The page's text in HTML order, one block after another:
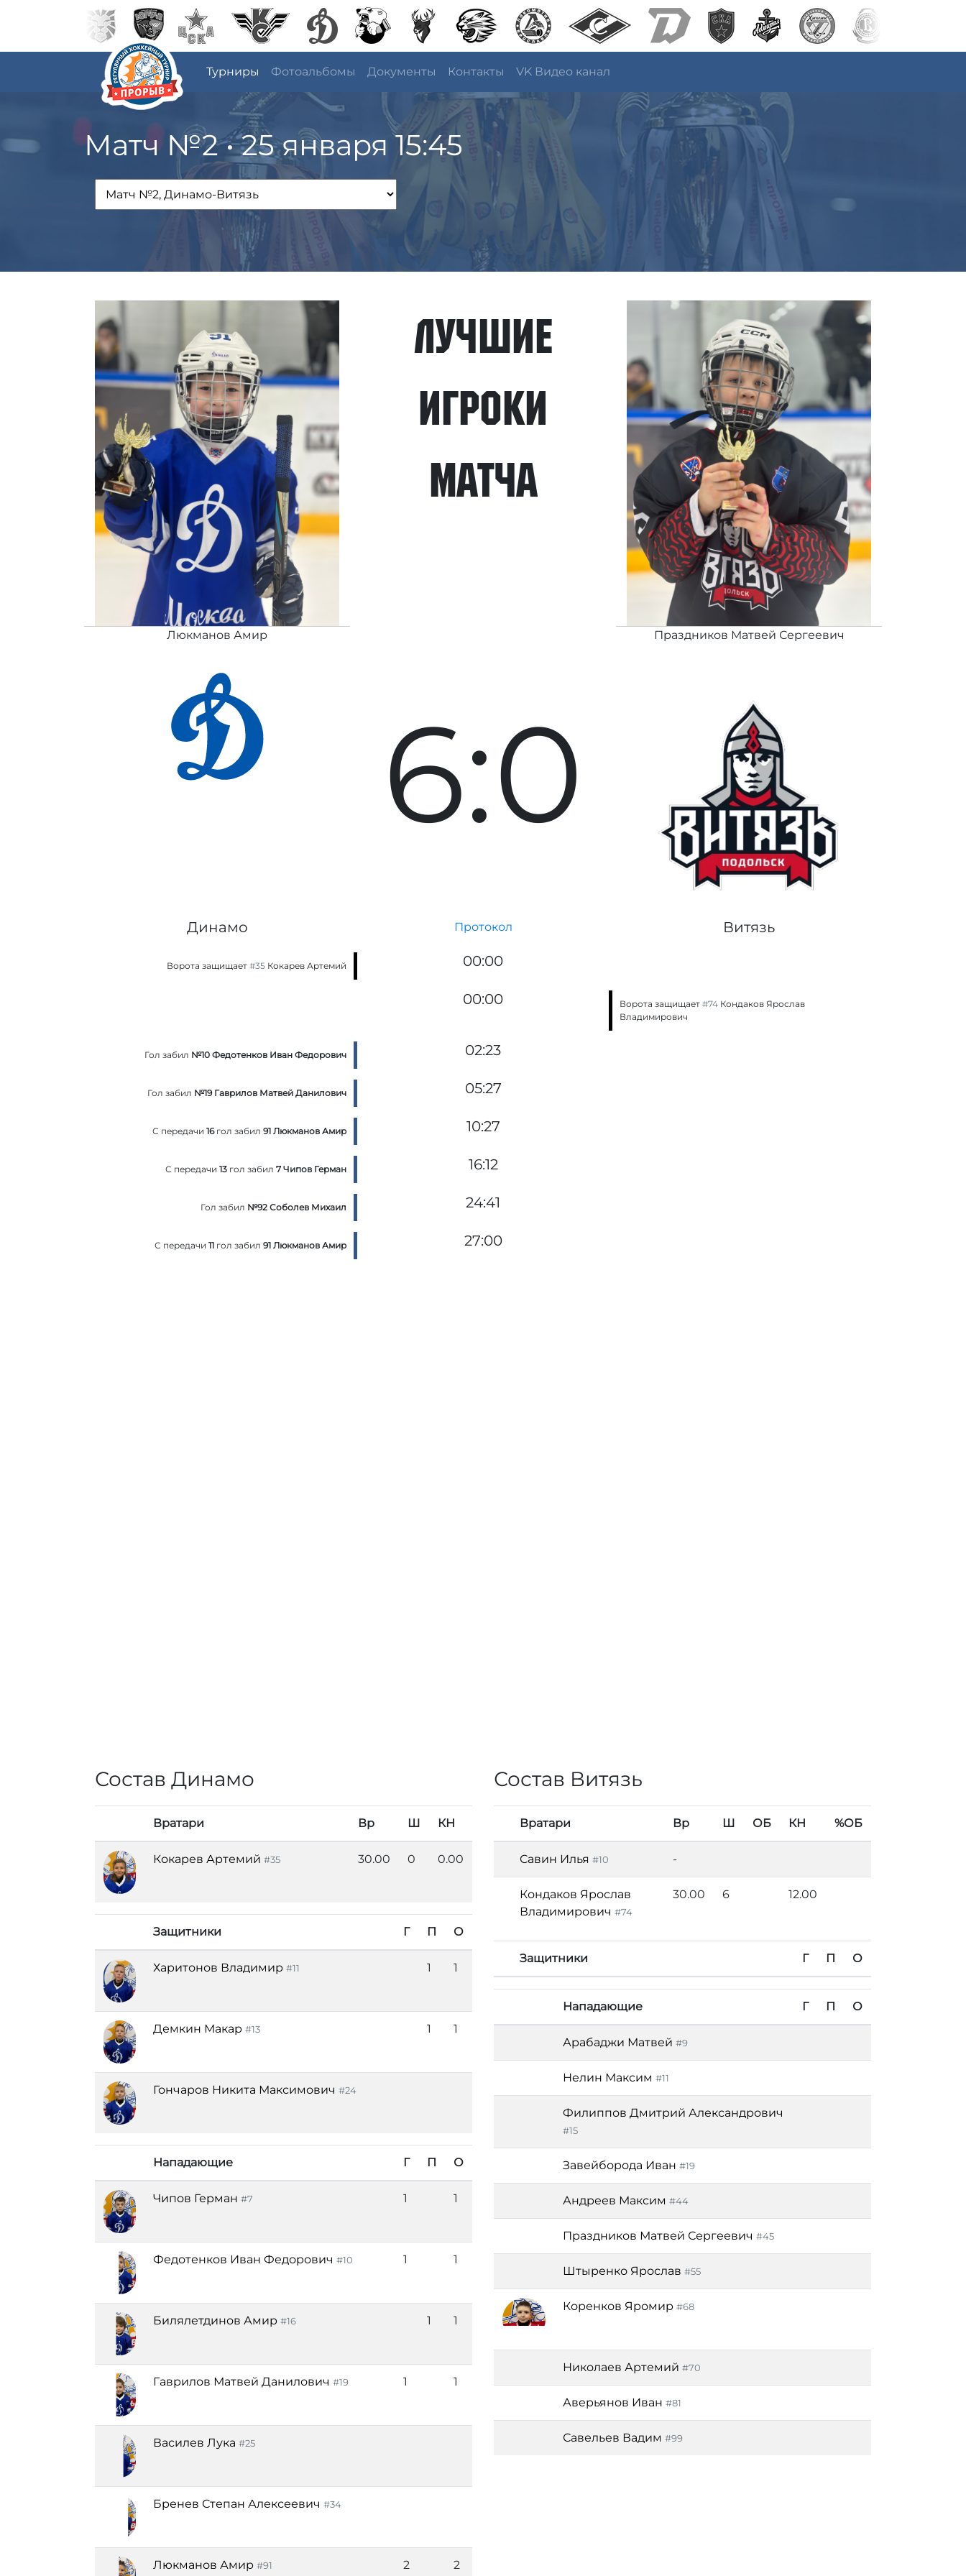
Турниры Фотоальбомы Документы Контакты VK Видео канал
Матч №2 • 25 января 15:45
Лучшие
игроки
матча
Люкманов Амир Праздников Матвей Сергеевич
6:0
Динамо Протокол Витязь
Ворота защищает #35 Кокарев Артемий 00:00
00:00 Ворота защищает #74 Кондаков Ярослав
Владимирович
Гол забил №10 Федотенков Иван Федорович 02:23
Гол забил №19 Гаврилов Матвей Данилович 05:27
С передачи 16 гол забил 91 Люкманов Амир 10:27
С передачи 13 гол забил 7 Чипов Герман 16:12
Гол забил №92 Соболев Михаил 24:41
С передачи 11 гол забил 91 Люкманов Амир 27:00
Состав Динамо
Вратари Вр Ш КН
Кокарев Артемий #35 30.00 0 0.00
Защитники Г П О
Харитонов Владимир #11 1 1
Демкин Макар #13 1 1
Гончаров Никита Максимович #24
Нападающие Г П О
Чипов Герман #7 1 1
Федотенков Иван Федорович #10 1 1
Билялетдинов Амир #16 1 1
Гаврилов Матвей Данилович #19 1 1
Василев Лука #25
Бренев Степан Алексеевич #34
Люкманов Амир #91 2 2
Состав Витязь
Вратари Вр Ш ОБ КН %ОБ
Савин Илья #10 -
Кондаков Ярослав
Владимирович #74
30.00 6 12.00
Защитники Г П О
Нападающие Г П О
Арабаджи Матвей #9
Нелин Максим #11
Филиппов Дмитрий Александрович
#15
Завейборода Иван #19
Андреев Максим #44
Праздников Матвей Сергеевич #45
Штыренко Ярослав #55
Коренков Яромир #68
Николаев Артемий #70
Аверьянов Иван #81
Савельев Вадим #99